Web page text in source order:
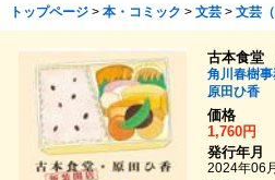
トップページ> 本・コミック > 文芸> 文芸（
古本食堂
角川春樹
原田ひ香
価格
1,760円
発行年月
2024年06月